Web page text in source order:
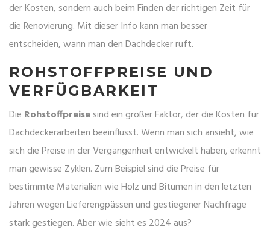
der Kosten, sondern auch beim Finden der richtigen Zeit für
die Renovierung. Mit dieser Info kann man besser
entscheiden, wann man den Dachdecker ruft.
ROHSTOFFPREISE UND
VERFÜGBARKEIT
Die Rohstoffpreisesind ein großer Faktor, der die Kosten für
Dachdeckerarbeiten beeinflusst. Wenn man sich ansieht, wie
sich die Preise in der Vergangenheit entwickelt haben, erkennt
man gewisse Zyklen. Zum Beispiel sind die Preise für
bestimmte Materialien wie Holz und Bitumen in den letzten
Jahren wegen Lieferengpässen und gestiegener Nachfrage
stark gestiegen. Aber wie sieht es 2024 aus?